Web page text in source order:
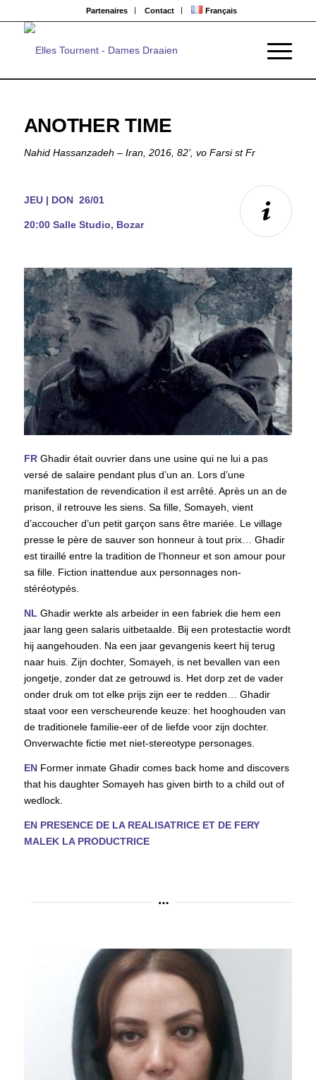
Partenaires Contact Français
ANOTHER TIME
Nahid Hassanzadeh – Iran, 2016, 82’, vo Farsi st Fr
JEU | DON 26/01
20:00 Salle Studio, Bozar
FRGhadir était ouvrier dans une usine qui ne lui a pas
versé de salaire pendant plus d’un an. Lors d’une
manifestation de revendication il est arrêté. Après un an de
prison, il retrouve les siens. Sa fille, Somayeh, vient
d’accoucher d’un petit garçon sans être mariée. Le village
presse le père de sauver son honneur à tout prix… Ghadir
est tiraillé entre la tradition de l’honneur et son amour pour
sa fille. Fiction inattendue aux personnages non-
stéréotypés.
NLGhadir werkte als arbeider in een fabriek die hem een
jaar lang geen salaris uitbetaalde. Bij een protestactie wordt
hij aangehouden. Na een jaar gevangenis keert hij terug
naar huis. Zijn dochter, Somayeh, is net bevallen van een
jongetje, zonder dat ze getrouwd is. Het dorp zet de vader
onder druk om tot elke prijs zijn eer te redden… Ghadir
staat voor een verscheurende keuze: het hooghouden van
de traditionele familie-eer of de liefde voor zijn dochter.
Onverwachte fictie met niet-stereotype personages.
ENFormer inmate Ghadir comes back home and discovers
that his daughter Somayeh has given birth to a child out of
wedlock.
EN PRESENCE DE LA REALISATRICE ET DE FERY
MALEK LA PRODUCTRICE